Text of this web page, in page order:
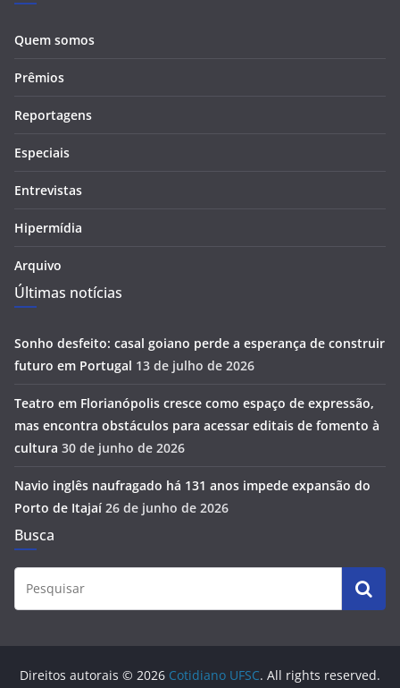
Quem somos
Prêmios
Reportagens
Especiais
Entrevistas
Hipermídia
Arquivo
Últimas notícias
Sonho desfeito: casal goiano perde a esperança de construir
futuro em Portugal 13 de julho de 2026
Teatro em Florianópolis cresce como espaço de expressão,
mas encontra obstáculos para acessar editais de fomento à
cultura 30 de junho de 2026
Navio inglês naufragado há 131 anos impede expansão do
Porto de Itajaí 26 de junho de 2026
Busca
Direitos autorais © 2026 Cotidiano UFSC. All rights reserved.